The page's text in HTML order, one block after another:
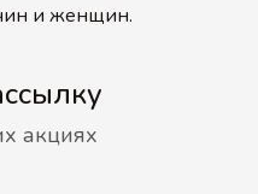
и женщин.
акциях